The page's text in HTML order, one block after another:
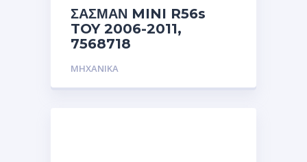
ΣΑΣΜΑΝ MINI R56s
TOY 2006-2011,
7568718
ΜΗΧΑΝΙΚΑ